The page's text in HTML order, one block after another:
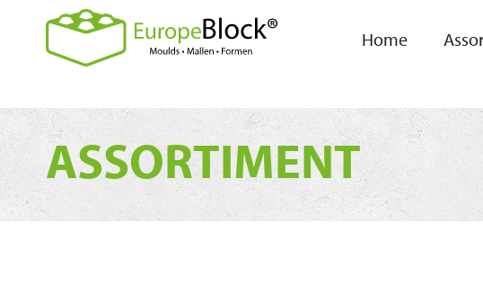
Home
ASSORTIMENT